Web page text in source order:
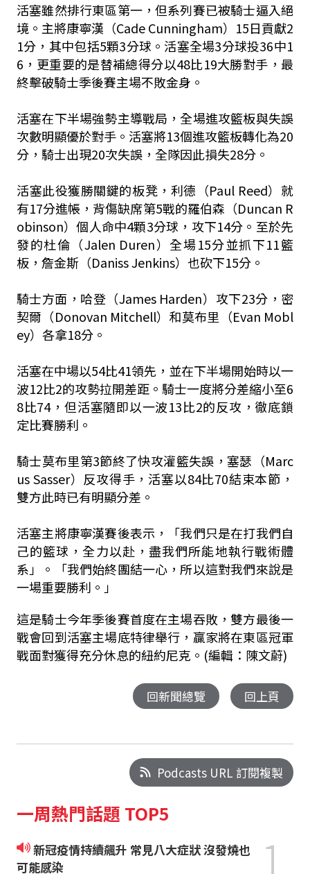
活塞雖然排行東區第一，但系列賽已被騎士逼入絕
境。主將康寧漢（Cade Cunningham）15日貢獻2
1分，其中包括5顆3分球。活塞全場3分球投36中1
6，更重要的是替補總得分以48比19大勝對手，最
終擊破騎士季後賽主場不敗金身。
活塞在下半場強勢主導戰局，全場進攻籃板與失誤
次數明顯優於對手。活塞將13個進攻籃板轉化為20
分，騎士出現20次失誤，全隊因此損失28分。
活塞此役獲勝關鍵的板凳，利德（Paul Reed）就
有17分進帳，背傷缺席第5戰的羅伯森（Duncan R
obinson）個人命中4顆3分球，攻下14分。至於先
發的杜倫（Jalen Duren）全場15分並抓下11籃
板，詹金斯（Daniss Jenkins）也砍下15分。
騎士方面，哈登（James Harden）攻下23分，密
契爾（Donovan Mitchell）和莫布里（Evan Mobl
ey）各拿18分。
活塞在中場以54比41領先，並在下半場開始時以一
波12比2的攻勢拉開差距。騎士一度將分差縮小至6
8比74，但活塞隨即以一波13比2的反攻，徹底鎖
定比賽勝利。
騎士莫布里第3節終了快攻灌籃失誤，塞瑟（Marc
us Sasser）反攻得手，活塞以84比70結束本節，
雙方此時已有明顯分差。
活塞主將康寧漢賽後表示，「我們只是在打我們自
己的籃球，全力以赴，盡我們所能地執行戰術體
系」。「我們始終團結一心，所以這對我們來說是
一場重要勝利。」
這是騎士今年季後賽首度在主場吞敗，雙方最後一
戰會回到活塞主場底特律舉行，贏家將在東區冠軍
戰面對獲得充分休息的紐約尼克。(編輯：陳文蔚)
回新聞總覽 回上頁
Podcasts URL 訂閱複製
一周熱門話題 TOP5
新冠疫情持續飆升 常見八大症狀 沒發燒也
可能感染
1